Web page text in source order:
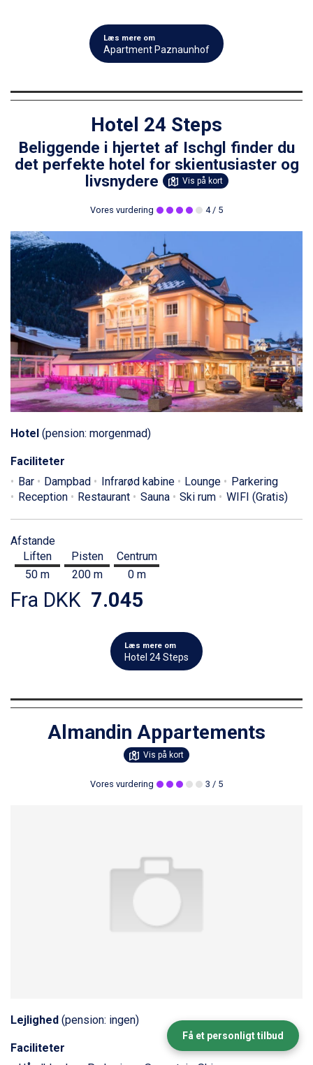
Læs mere om
Apartment Paznaunhof
Hotel 24 Steps
Beliggende i hjertet af Ischgl finder du
det perfekte hotel for skientusiaster og
livsnydere
Vis på kort
Vores vurdering 4/ 5
Hotel (pension: morgenmad)
Faciliteter
Bar
Dampbad Infrarød kabine Lounge
Parkering
Reception
Restaurant Sauna Ski rum WIFI (Gratis)
Afstande
Liften
50 m
Pisten
200 m
Centrum
0 m
Fra DKK 7.045
Læs mere om
Hotel 24 Steps
Almandin Appartements
Vis på kort
Vores vurdering 3 / 5
Lejlighed (pension: ingen)
Faciliteter
Få et personligt tilbud